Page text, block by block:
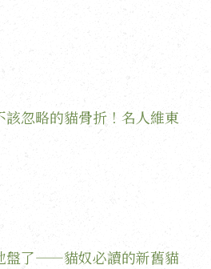
忽略的貓骨折！名人維東
盤了——貓奴必讀的新舊貓